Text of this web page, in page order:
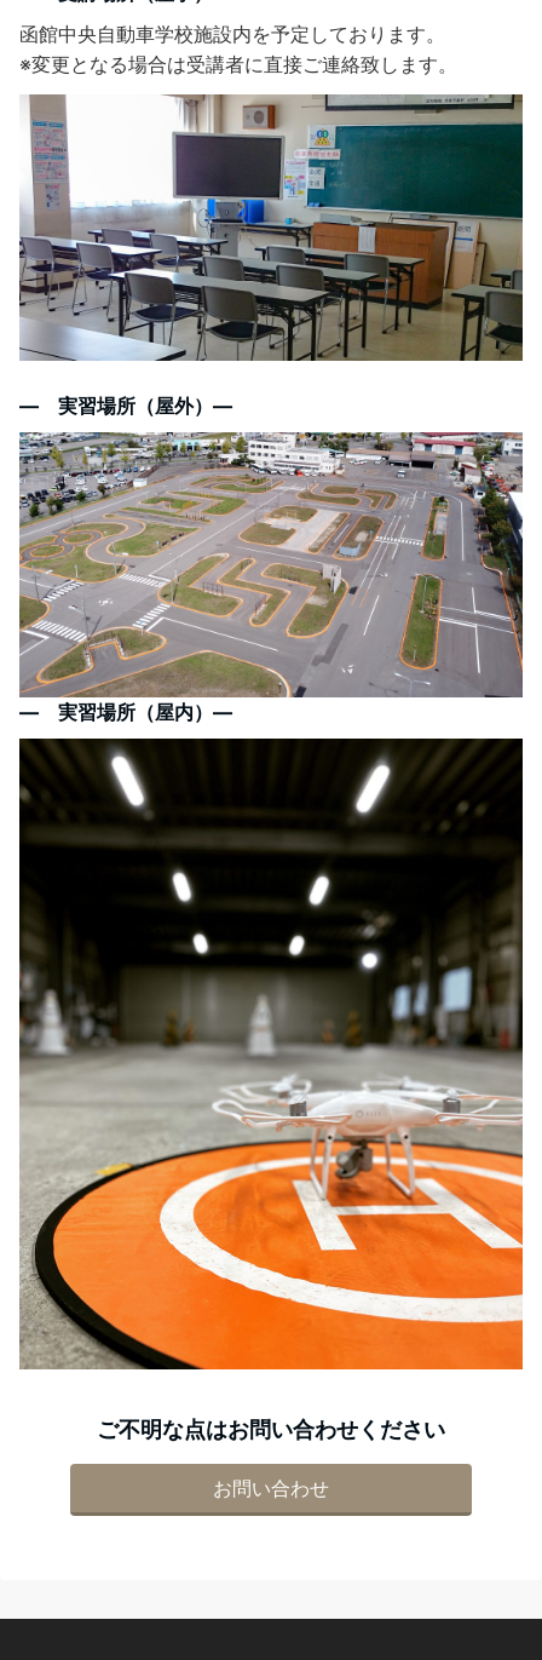
函館中央自動車学校施設内を予定しております。
※変更となる場合は受講者に直接ご連絡致します。
― 実習場所（屋外）―
― 実習場所（屋内）―
ご不明な点はお問い合わせください
お問い合わせ